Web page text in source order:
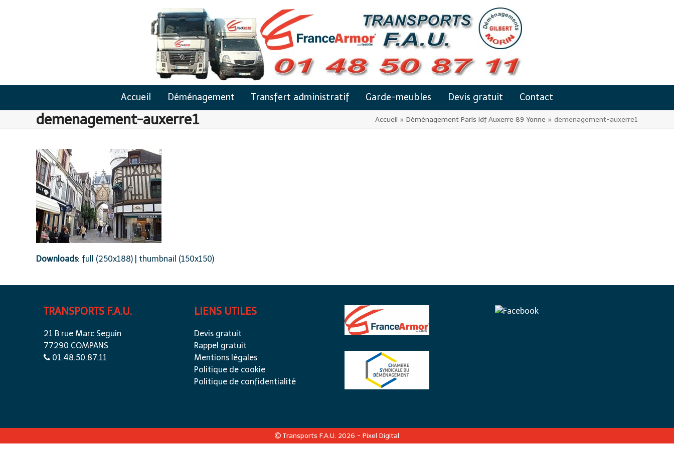
Accueil Déménagement Transfert administratif Garde-meubles Devis gratuit Contact
demenagement-auxerre1 Accueil » Déménagement Paris Idf Auxerre 89 Yonne » demenagement-auxerre1
Downloads: full (250x188) thumbnail (150x150)
TRANSPORTS F.A.U.
21 B rue Marc Seguin
77290 COMPANS
01.48.50.87.11
LIENS UTILES
Devis gratuit
Rappel gratuit
Mentions légales
Politique de cookie
Politique de confidentialité
Transports F.A.U. 2026 - Pixel Digital